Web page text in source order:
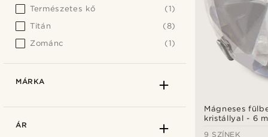
Mágneses
kristállyal - 6
9 SZÍNEK
Természetes kő
(1)
Titán
(8)
Zománc
(1)
MÁRKA
ÁR